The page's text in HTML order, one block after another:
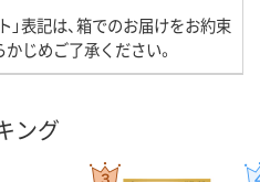
」表記は、箱でのお届けをお約束
じめご了承ください。
ング